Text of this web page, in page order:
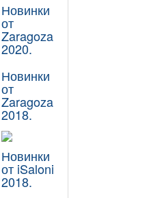
Новинки
от
Zaragoza
2020.
Новинки
от
Zaragoza
2018.
Новинки
от iSaloni
2018.